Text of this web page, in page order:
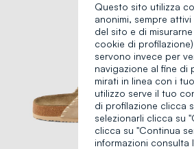
Questo sito utilizza
anonimi, sempre
del sito e di
cookie di
servono invece per
navigazione al fine
mirati in linea con i
utilizzo serve il tuo
di profilazione clicca
selezionarli clicca su
clicca su "Continua
informazioni consulta